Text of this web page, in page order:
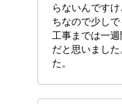
らないんです
ちなので少しで
工事までは一
だと思いまし
た。